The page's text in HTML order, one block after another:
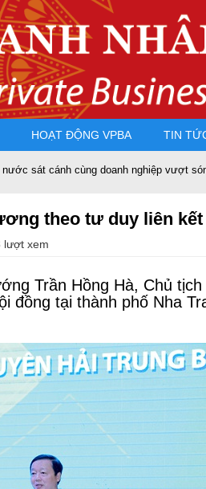
HOẠT ĐỘNG VPBA TIN
doanh nghiệp vượt sóng gió
theo tư duy liên kết
lượt xem
Trần Hồng Hà, Chủ
đồng tại thành phố Nha